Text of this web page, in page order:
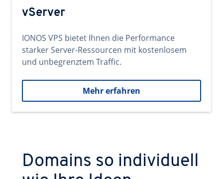
vServer
IONOS VPS bietet Ihnen die Performance
starker Server-Ressourcen mit kostenlosem
und unbegrenztem Traffic.
Mehr erfahren
Domains so individuell